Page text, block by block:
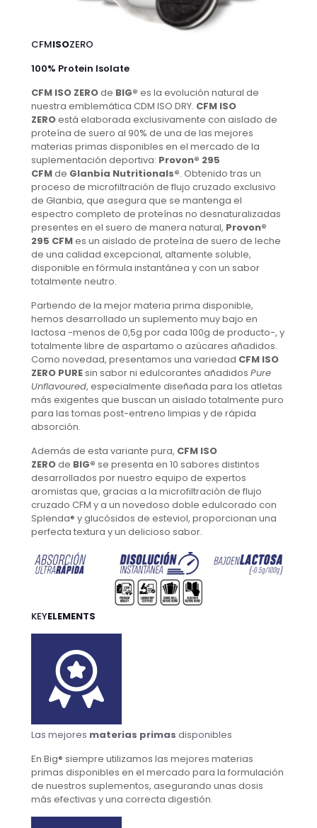
CFMISOZERO
100% Protein Isolate
CFM ISO ZEROde BIG® es la evolución natural de
nuestra emblemática CDM ISO DRY. CFM ISO
ZEROestá elaborada exclusivamente con aislado de
proteína de suero al 90% de una de las mejores
materias primas disponibles en el mercado de la
suplementación deportiva: Provon® 295
CFMde Glanbia Nutritionals®. Obtenido tras un
proceso de microfiltración de flujo cruzado exclusivo
de Glanbia, que asegura que se mantenga el
espectro completo de proteínas no desnaturalizadas
presentes en el suero de manera natural, Provon®
295 CFMes un aislado de proteína de suero de leche
de una calidad excepcional, altamente soluble,
disponible en fórmula instantánea y con un sabor
totalmente neutro.
Partiendo de la mejor materia prima disponible,
hemos desarrollado un suplemento muy bajo en
lactosa -menos de 0,5g por cada 100g de producto-, y
totalmente libre de aspartamo o azúcares añadidos.
Como novedad, presentamos una variedad CFM ISO
ZERO PUREsin sabor ni edulcorantes añadidosPure
Unflavoured, especialmente diseñada para los atletas
más exigentes que buscan un aislado totalmente puro
para las tomas post-entreno limpias y de rápida
absorción.
Además de esta variante pura, CFM ISO
ZEROde BIG® se presenta en 10 sabores distintos
desarrollados por nuestro equipo de expertos
aromistas que, gracias a la microfiltración de flujo
cruzado CFM y a un novedoso doble edulcorado con
Splenda® y glucósidos de esteviol, proporcionan una
perfecta textura y un delicioso sabor.
KEYELEMENTS
Las mejores materias primas disponibles
En Big® siempre utilizamos las mejores materias
primas disponibles en el mercado para la formulación
de nuestros suplementos, asegurando unas dosis
más efectivas y una correcta digestión.